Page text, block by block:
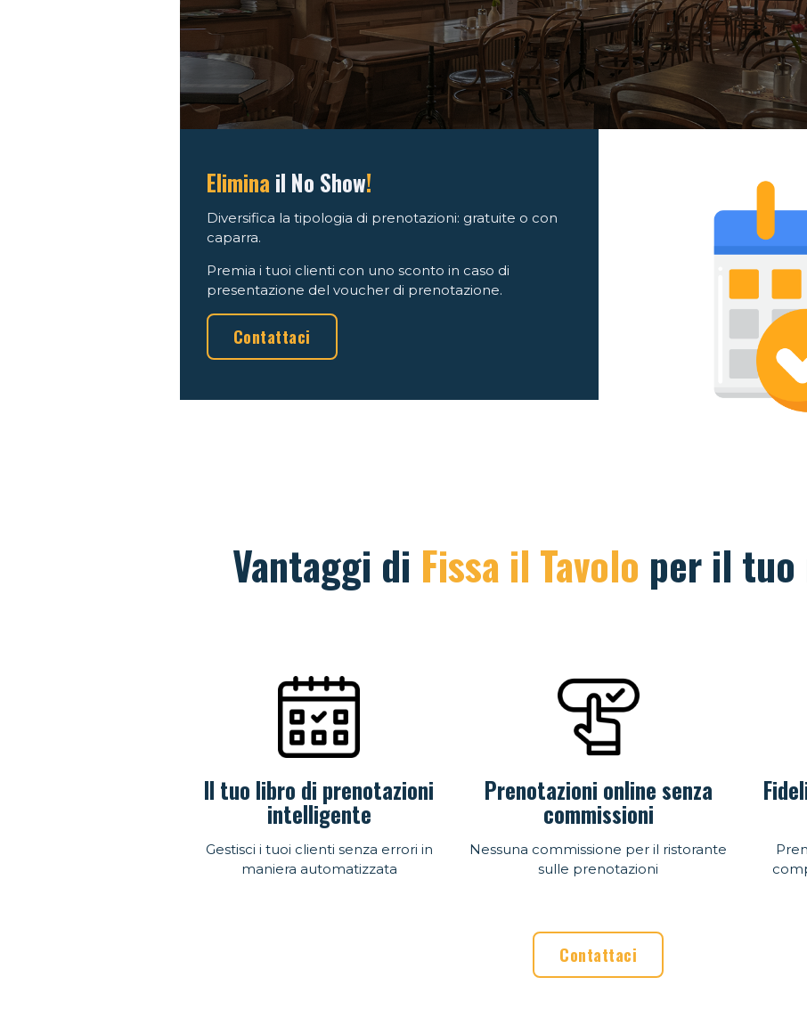
Elimina il No Show!
Diversifica la tipologia di prenotazioni: gratuite o con
caparra.
Premia i tuoi clienti con uno sconto in caso di
presentazione del voucher di prenotazione.
Contattaci
Vantaggi di Fissa il Tavolo per il
Il tuo libro di prenotazioni
intelligente
Gestisci i tuoi clienti senza errori in
maniera automatizzata
Prenotazioni online senza
commissioni
Nessuna commissione per il ristorante
sulle prenotazioni
Contattaci